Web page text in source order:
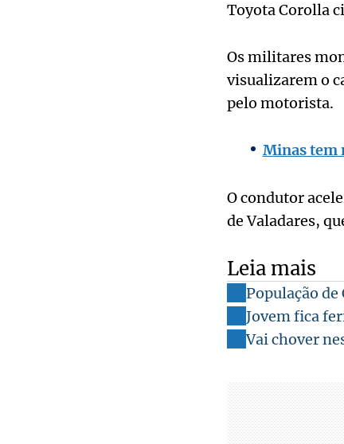
Toyota Corolla
Os militares
visualizarem o
pelo motorista.
Minas tem
O condutor
de Valadares,
Leia mais
População
Jovem fica
Vai chover